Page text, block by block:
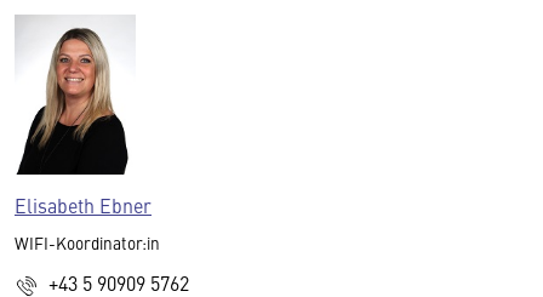
Elisabeth Ebner
WIFI-Koordinator:in
+43 5 90909 5762